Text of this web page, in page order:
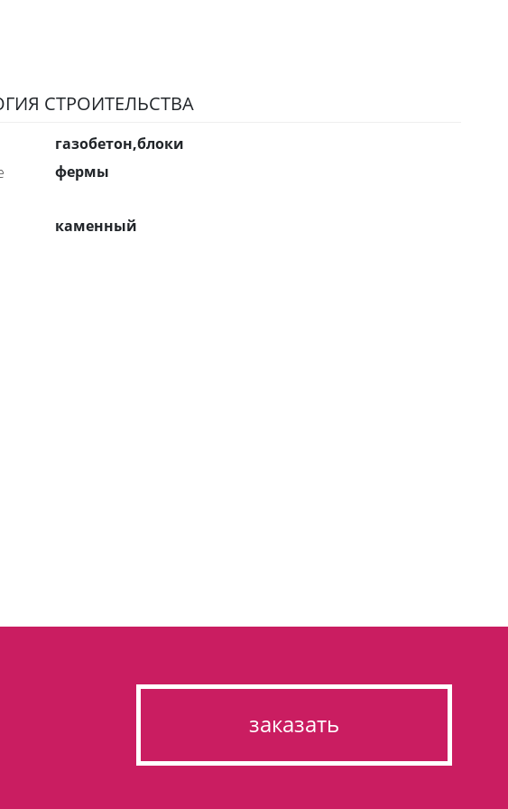
СТРОИТЕЛЬСТВА
газобетон,блоки
фермы
каменный
заказать